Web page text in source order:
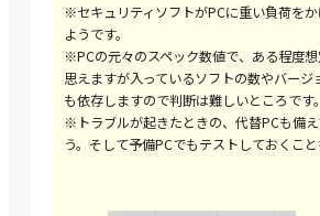
※セキュリティソフトがPCに重い負荷を
ようです。
※PCの元々のスペック数値で、ある程度
思えますが入っているソフトの数やバージ
も依存しますので判断は難しいところです。
※トラブルが起きたときの、代替PCも備
う。そして予備PCでもテストしておくこと